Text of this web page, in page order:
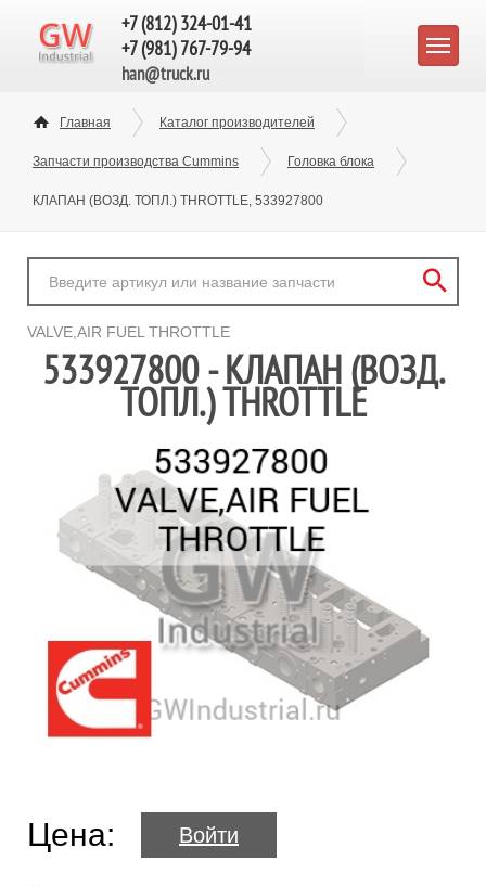
+7 (812) 324-01-41
+7 (981) 767-79-94
han@truck.ru
Главная Каталог производителей
Запчасти производства Cummins Головка блока
КЛАПАН (ВОЗД. ТОПЛ.) THROTTLE, 533927800
VALVE,AIR FUEL THROTTLE
533927800 - КЛАПАН (ВОЗД.
ТОПЛ.) THROTTLE
Цена: Войти